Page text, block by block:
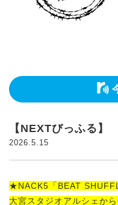
【NEXTびっふる】
2026.5.15
★NACK5「BEAT
大宮スタジオアルシェか